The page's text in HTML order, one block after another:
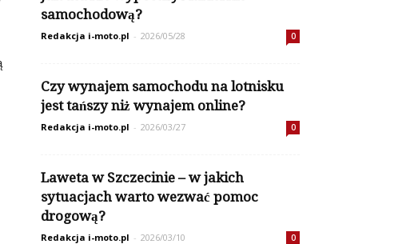
samochodową?
Redakcja i-moto.pl - 2026/05/28 0
Czy wynajem samochodu na lotnisku
jest tańszy niż wynajem online?
Redakcja i-moto.pl - 2026/03/27 0
Laweta w Szczecinie – w jakich
sytuacjach warto wezwać pomoc
drogową?
Redakcja i-moto.pl - 2026/03/10 0